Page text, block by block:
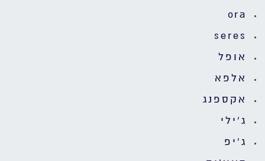
ora
seres
אופל
אלפא
אקספנג
ג'ילי
ג'יפ